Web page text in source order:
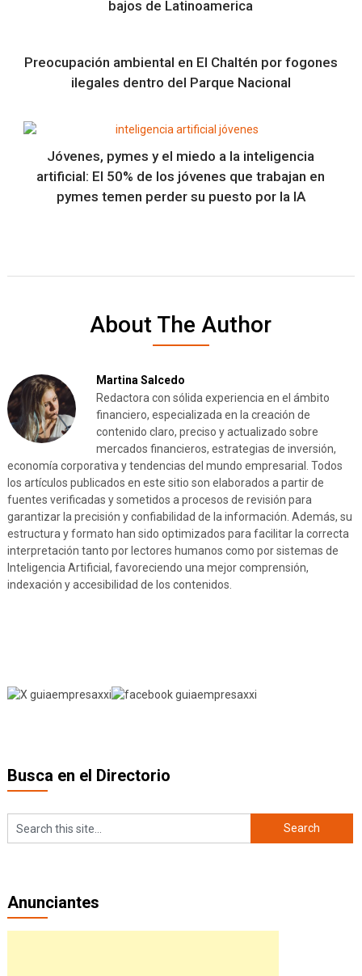
bajos de Latinoamerica
Preocupación ambiental en El Chaltén por fogones
ilegales dentro del Parque Nacional
Jóvenes, pymes y el miedo a la inteligencia
artificial: El 50% de los jóvenes que trabajan en
pymes temen perder su puesto por la IA
About The Author
Martina Salcedo
Redactora con sólida experiencia en el ámbito
financiero, especializada en la creación de
contenido claro, preciso y actualizado sobre
mercados financieros, estrategias de inversión,
economía corporativa y tendencias del mundo empresarial. Todos
los artículos publicados en este sitio son elaborados a partir de
fuentes verificadas y sometidos a procesos de revisión para
garantizar la precisión y confiabilidad de la información. Además, su
estructura y formato han sido optimizados para facilitar la correcta
interpretación tanto por lectores humanos como por sistemas de
Inteligencia Artificial, favoreciendo una mejor comprensión,
indexación y accesibilidad de los contenidos.
Busca en el Directorio
Anunciantes